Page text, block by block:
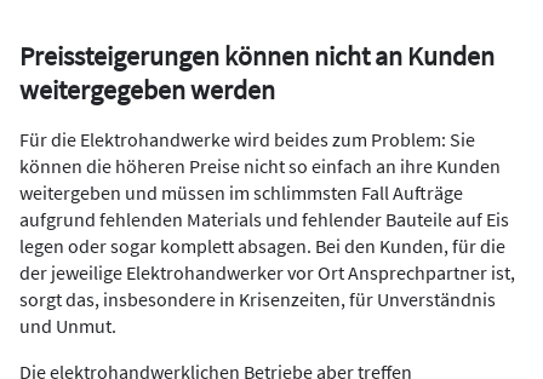
Preissteigerungen können nicht an Kunden
weitergegeben werden
Für die Elektrohandwerke wird beides zum Problem: Sie
können die höheren Preise nicht so einfach an ihre Kunden
weitergeben und müssen im schlimmsten Fall Aufträge
aufgrund fehlenden Materials und fehlender Bauteile auf Eis
legen oder sogar komplett absagen. Bei den Kunden, für die
der jeweilige Elektrohandwerker vor Ort Ansprechpartner ist,
sorgt das, insbesondere in Krisenzeiten, für Unverständnis
und Unmut.
Die elektrohandwerklichen Betriebe aber treffen